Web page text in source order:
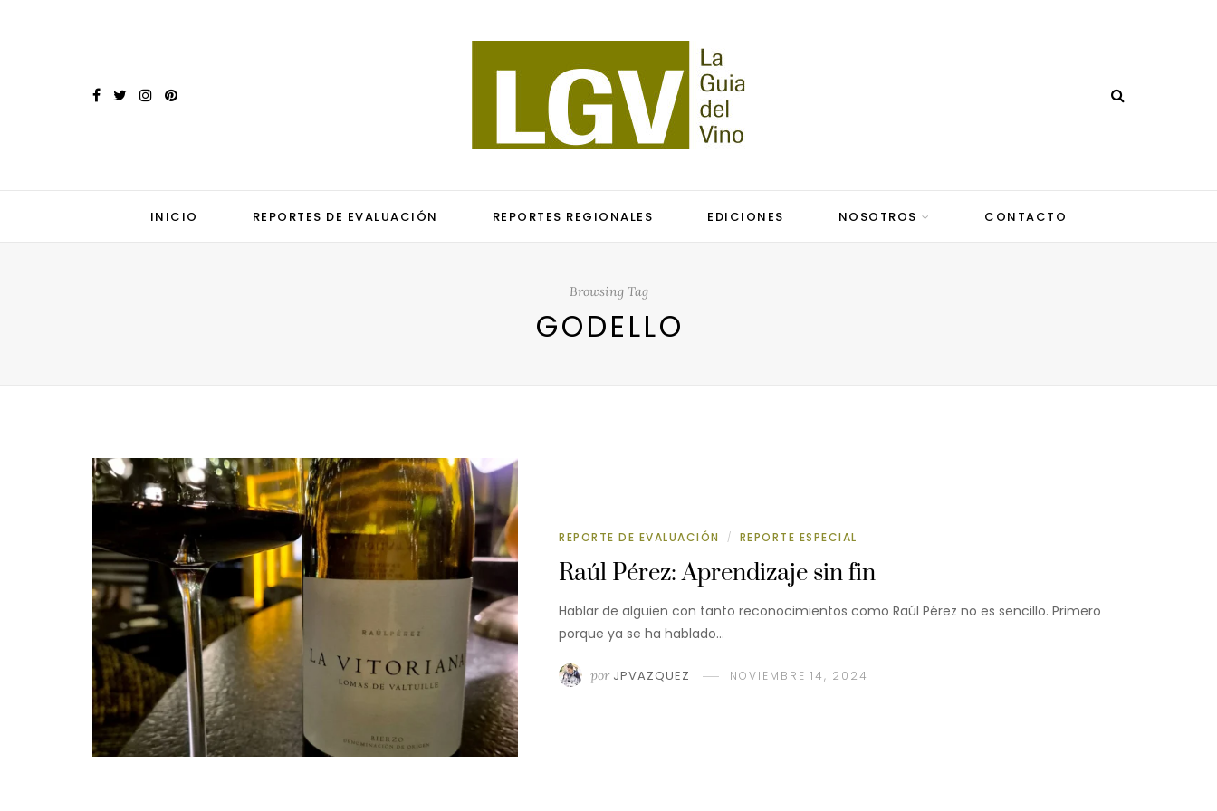
INICIO REPORTES DE EVALUACIÓN REPORTES REGIONALES EDICIONES NOSOTROS CONTACTO
Browsing Tag
GODELLO
REPORTE DE EVALUACIÓN / REPORTE ESPECIAL
Raúl Pérez: Aprendizaje sin fin
Hablar de alguien con tanto reconocimientos como Raúl Pérez no es sencillo. Primero
porque ya se ha hablado…
por JPVAZQUEZ NOVIEMBRE 14, 2024